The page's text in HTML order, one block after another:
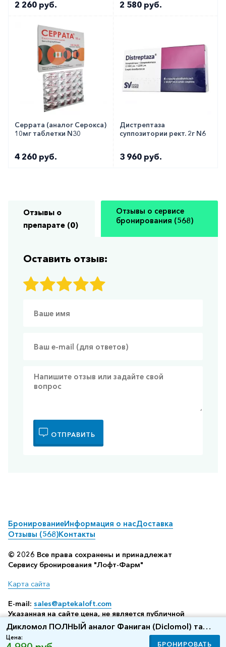
2 260 руб. 2 580 руб.
Серрата (аналог Серокса)
10мг таблетки N30
4 260 руб.
Дистрептаза
суппозитории рект. 2г N6
3 960 руб.
Отзывы о
препарате (0)
Отзывы о сервисе
бронирования (568)
Оставить отзыв:
ОТПРАВИТЬ
Дикломол ПОЛНЫЙ аналог Фаниган (Diclomol) таб.
N100 (10х10)
Цена:
БРОНИРОВАТЬ
БронированиеИнформация о насДоставка
Отзывы (568)Контакты
© 2026 Все права сохранены и принадлежат
Сервису бронирования "Лофт-Фарм"
Карта сайта
E-mail: sales@aptekaloft.com
Указанная на сайте цена, не является публичной
офертой, а всего лишь отображает среднюю стоимость
посредством бронирования в аптеке (по данным нашего
сервиса резервирования)